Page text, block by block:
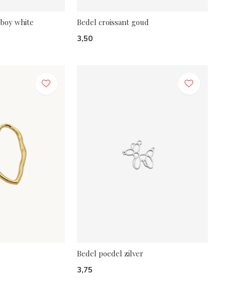
white Bedel croissant goud
3,50
Bedel poedel zilver
3,75